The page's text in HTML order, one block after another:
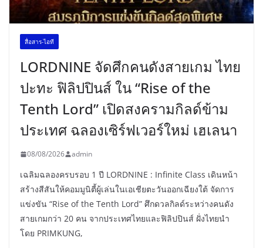
สื่อสาร-ไอที
LORDNINE จัดศึกคนดังสายเกม ไทย
ปะทะ ฟิลิปปินส์ ใน “Rise of the
Tenth Lord” เปิดสงครามกิลด์ข้าม
ประเทศ ฉลองเซิร์ฟเวอร์ใหม่ เฮเลนา
08/08/2026 admin
เฉลิมฉลองครบรอบ 1 ปี LORDNINE : Infinite Class เดินหน้า
สร้างสีสันให้คอมมูนิตี้ผู้เล่นในเอเชียตะวันออกเฉียงใต้ จัดการ
แข่งขัน “Rise of the Tenth Lord” ศึกดวลกิลด์ระหว่างคนดัง
สายเกมกว่า 20 คน จากประเทศไทยและฟิลิปปินส์ ฝั่งไทยนำ
โดย PRIMKUNG,